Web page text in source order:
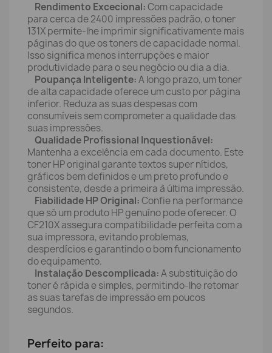
Rendimento Excecional:Com capacidade
para cerca de 2400 impressões padrão, o toner
131X permite-lhe imprimir significativamente mais
páginas do que os toners de capacidade normal.
Isso significa menos interrupções e maior
produtividade para o seu negócio ou dia a dia.
Poupança Inteligente:A longo prazo, um toner
de alta capacidade oferece um custo por página
inferior. Reduza as suas despesas com
consumíveis sem comprometer a qualidade das
suas impressões.
Qualidade Profissional Inquestionável:
Mantenha a excelência em cada documento. Este
toner HP original garante textos super nítidos,
gráficos bem definidos e um preto profundo e
consistente, desde a primeira à última impressão.
Fiabilidade HP Original:Confie na performance
que só um produto HP genuíno pode oferecer. O
CF210X assegura compatibilidade perfeita com a
sua impressora, evitando problemas,
desperdícios e garantindo o bom funcionamento
do equipamento.
Instalação Descomplicada:A substituição do
toner é rápida e simples, permitindo-lhe retomar
as suas tarefas de impressão em poucos
segundos.
Perfeito para: